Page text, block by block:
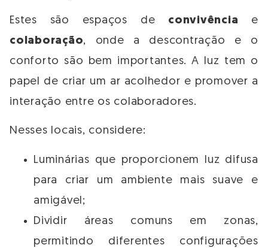
Estes são espaços de convivência e
colaboração, onde a descontração e o
conforto são bem importantes. A luz tem o
papel de criar um ar acolhedor e promover a
interação entre os colaboradores.
Nesses locais, considere:
Luminárias que proporcionem luz difusa
para criar um ambiente mais suave e
amigável;
Dividir áreas comuns em zonas,
permitindo diferentes configurações